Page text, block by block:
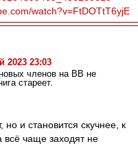
watch?v=FtDOTtT6yjE
2023 23:03
членов на ВВ не
стареет.
но и становится скучнее, к
чаще заходят не